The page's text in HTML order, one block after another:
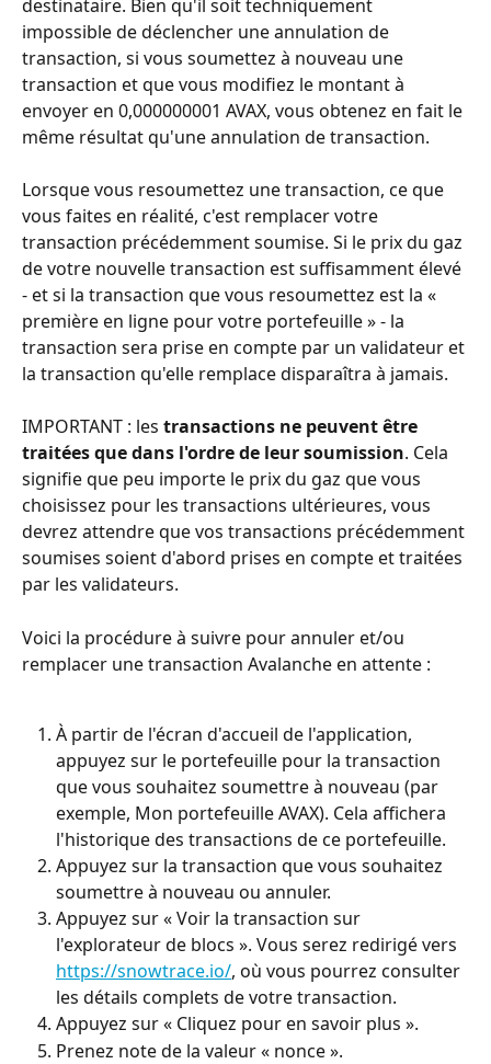
destinataire. Bien qu'il soit techniquement
impossible de déclencher une annulation de
transaction, si vous soumettez à nouveau une
transaction et que vous modifiez le montant à
envoyer en 0,000000001 AVAX, vous obtenez en fait le
même résultat qu'une annulation de transaction.
Lorsque vous resoumettez une transaction, ce que
vous faites en réalité, c'est remplacer votre
transaction précédemment soumise. Si le prix du gaz
de votre nouvelle transaction est suffisamment élevé
- et si la transaction que vous resoumettez est la «
première en ligne pour votre portefeuille » - la
transaction sera prise en compte par un validateur et
la transaction qu'elle remplace disparaîtra à jamais.
IMPORTANT : les transactions ne peuvent être
traitées que dans l'ordre de leur soumission. Cela
signifie que peu importe le prix du gaz que vous
choisissez pour les transactions ultérieures, vous
devrez attendre que vos transactions précédemment
soumises soient d'abord prises en compte et traitées
par les validateurs.
Voici la procédure à suivre pour annuler et/ou
remplacer une transaction Avalanche en attente :
À partir de l'écran d'accueil de l'application,
appuyez sur le portefeuille pour la transaction
que vous souhaitez soumettre à nouveau (par
exemple, Mon portefeuille AVAX). Cela affichera
l'historique des transactions de ce portefeuille.
Appuyez sur la transaction que vous souhaitez
soumettre à nouveau ou annuler.
Appuyez sur « Voir la transaction sur
l'explorateur de blocs ». Vous serez redirigé vers
https://snowtrace.io/, où vous pourrez consulter
les détails complets de votre transaction.
Appuyez sur « Cliquez pour en savoir plus ».
Prenez note de la valeur « nonce ».